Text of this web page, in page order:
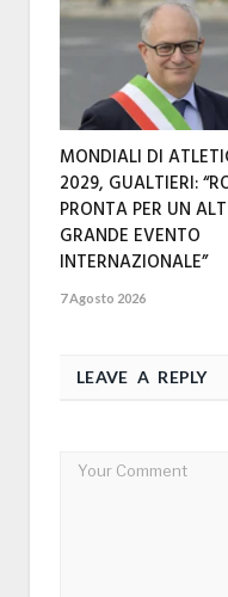
MONDIALI DI
2029, GUALTIERI:
PRONTA PER UN
GRANDE EVENTO
INTERNAZIONALE”
7 Agosto 2026
LEAVE A REPLY